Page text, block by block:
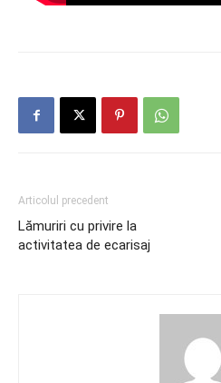
Articolul precedent
Lămuriri cu privire la
activitatea de ecarisaj